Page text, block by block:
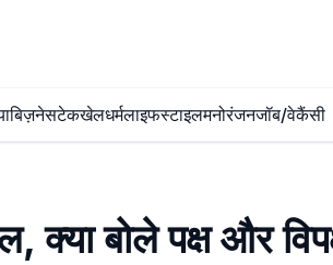
बिज़नेसटेकखेलधर्मलाइफस्टाइलमनोरंजनजॉब/वेकैंसी
क्या बोले पक्ष और